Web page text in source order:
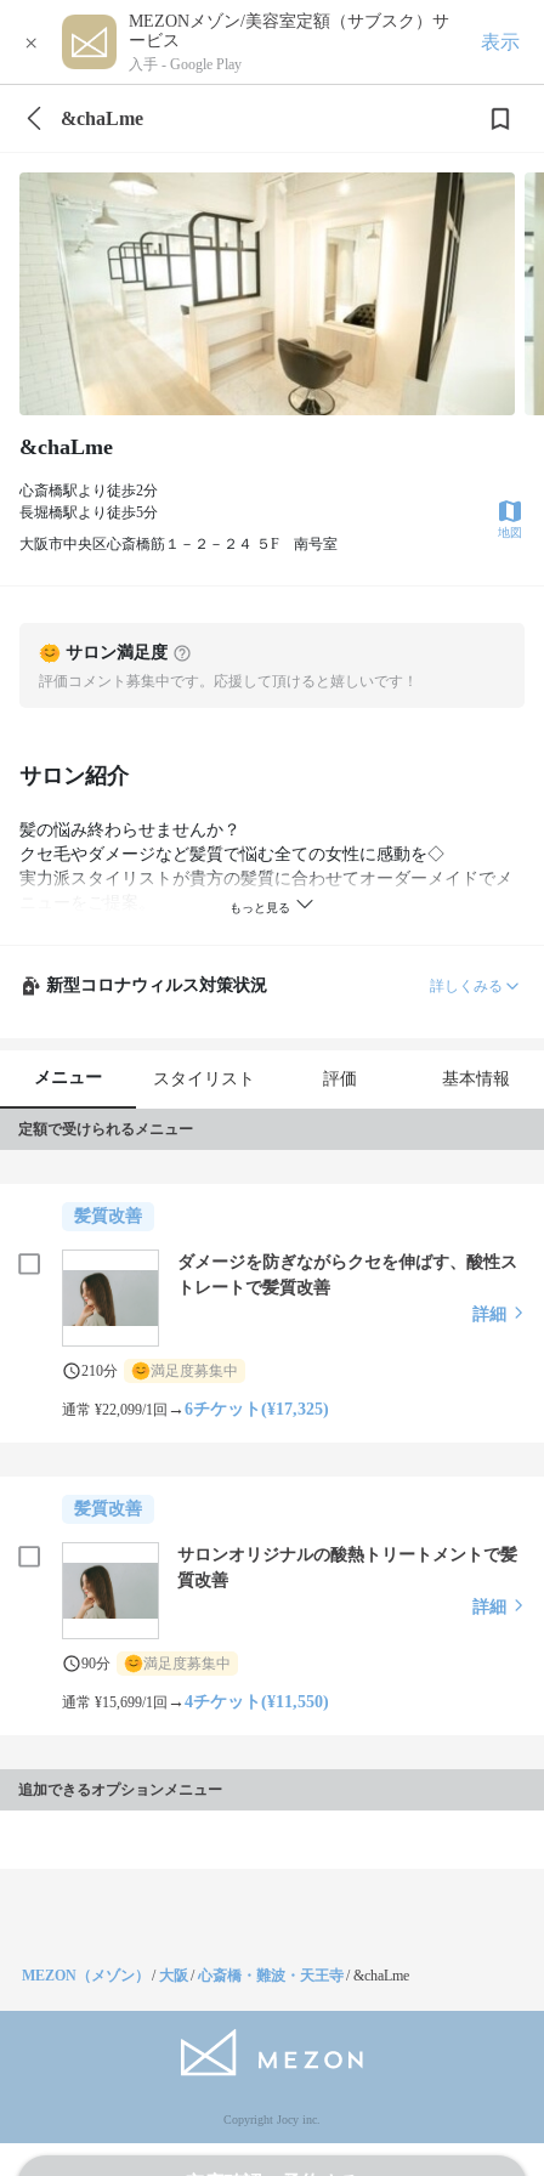
×
MEZONメゾン/美容室定額（サブスク）サ
ービス
入手 - Google Play
表示
&chaLme
&chaLme
心斎橋駅より徒歩2分
長堀橋駅より徒歩5分
大阪市中央区心斎橋筋１－２－２４ ５F 南号室
地図
サロン満足度
評価コメント募集中です。応援して頂けると嬉しいです！
サロン紹介
髪の悩み終わらせませんか？
クセ毛やダメージなど髪質で悩む全ての女性に感動を◇
実力派スタイリストが貴方の髪質に合わせてオーダーメイドでメ
髪質改善を通じて今まで諦めていた髪の毛も理想の髪質に
新型コロナウィルス対策状況 詳しくみる
メニュー スタイリスト 評価 基本情報
定額で受けられるメニュー
髪質改善
ダメージを防ぎながらクセを伸ばす、酸性ス
トレートで髪質改善
詳細
210分 満足度募集中
通常 ¥22,099/1回 →6チケット(¥17,325)
髪質改善
サロンオリジナルの酸熱トリートメントで髪
質改善
詳細
90分 満足度募集中
通常 ¥15,699/1回 →4チケット(¥11,550)
追加できるオプションメニュー
MEZON（メゾン） /大阪 /心斎橋・難波・天王寺/&chaLme
Copyright Jocy inc.